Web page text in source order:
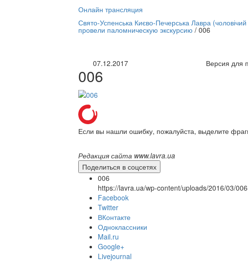
Онлайн трансляция
12 сентября
Свято-Успенська Києво-Печерська Лавра
провели паломническую экскурсию / 006
07.12.2017 Версия для
006
Если вы нашли ошибку, пожалуйста, выделите
Редакция сайта www.lavra.ua
Поделиться в соцсетях
006
https://lavra.ua/wp-content/uploads/2016/03/
Facebook
Twitter
ВКонтакте
Одноклассники
Mail.ru
Google+
Livejournal